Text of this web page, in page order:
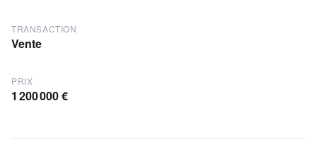
TRANSACTION
Vente
PRIX
1 200 000 €